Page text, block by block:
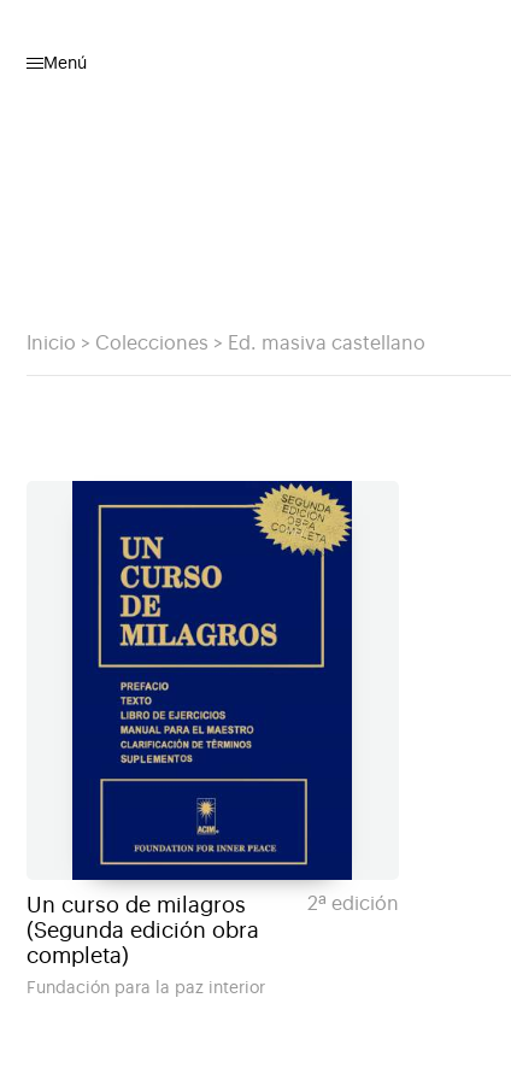
Menú
Inicio > Colecciones > Ed. masiva castellano
Un curso de milagros
(Segunda edición obra
completa)
2ª edición
Fundación para la paz interior